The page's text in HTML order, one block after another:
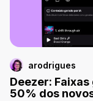
arodrigues
Deezer:
50% dos